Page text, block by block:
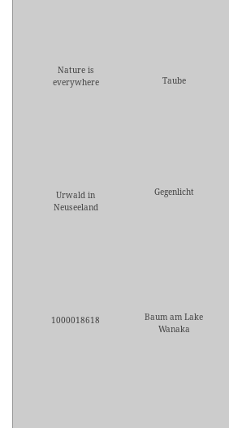
Nature is
everywhere
Taube
Urwald in
Neuseeland
Gegenlicht
1000018618
Baum am Lake
Wanaka